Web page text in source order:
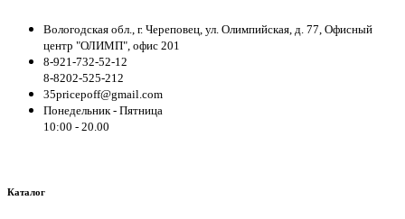
Вологодская обл., г. Череповец, ул. Олимпийская, д. 77, Офисный
центр "ОЛИМП", офис 201
8-921-732-52-12
8-8202-525-212
35pricepoff@gmail.com
Понедельник - Пятница
10:00 - 20.00
Каталог